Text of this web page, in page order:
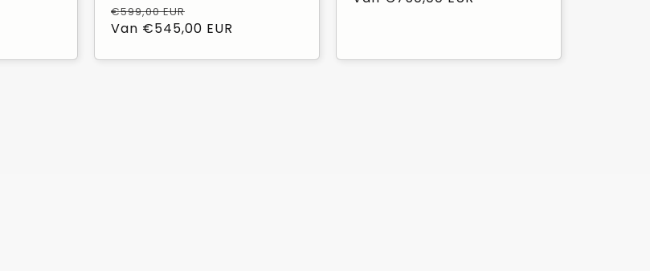
totaal
Normale
prijs
€599,00 EUR
Van €545,00 EUR